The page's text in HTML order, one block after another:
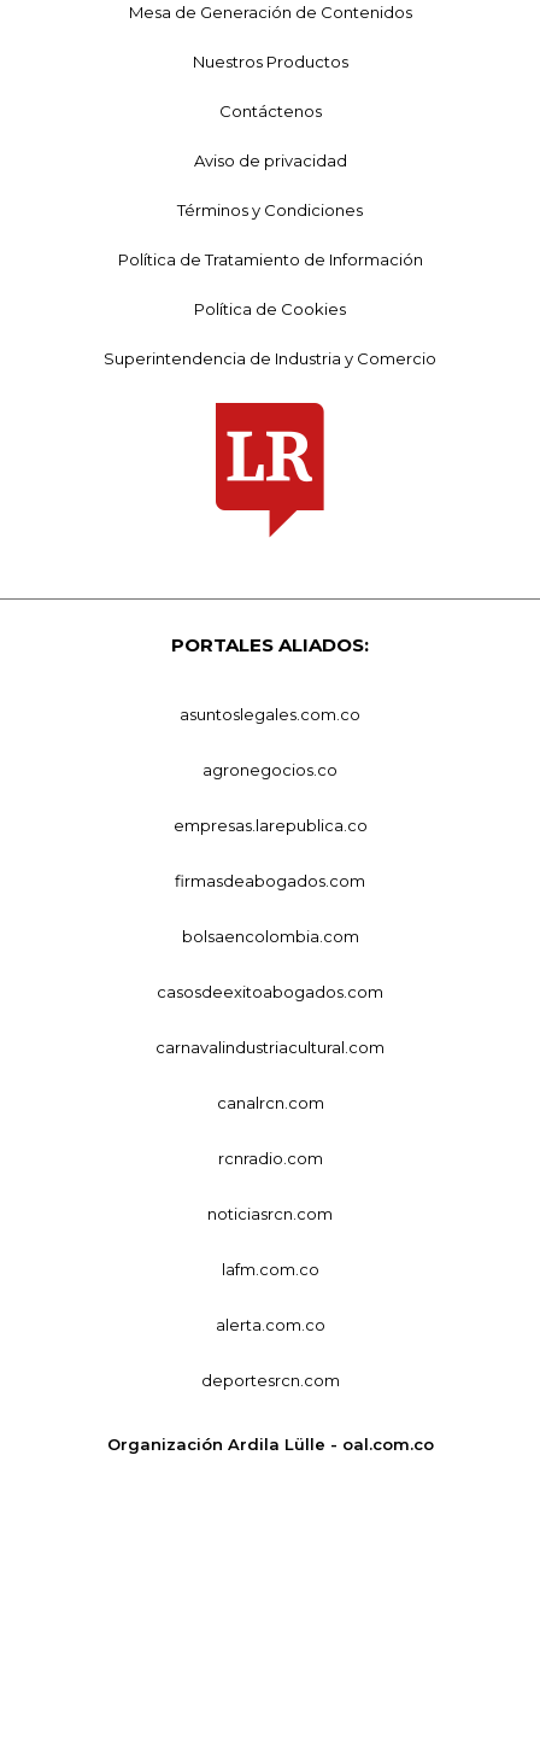
Mesa de Generación de Contenidos
Nuestros Productos
Contáctenos
Aviso de privacidad
Términos y Condiciones
Política de Tratamiento de Información
Política de Cookies
Superintendencia de Industria y Comercio
PORTALES ALIADOS:
asuntoslegales.com.co
agronegocios.co
empresas.larepublica.co
firmasdeabogados.com
bolsaencolombia.com
casosdeexitoabogados.com
carnavalindustriacultural.com
canalrcn.com
rcnradio.com
noticiasrcn.com
lafm.com.co
alerta.com.co
deportesrcn.com
Organización Ardila Lülle - oal.com.co